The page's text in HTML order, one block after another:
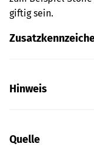
giftig sein.
Hinweis
Quelle